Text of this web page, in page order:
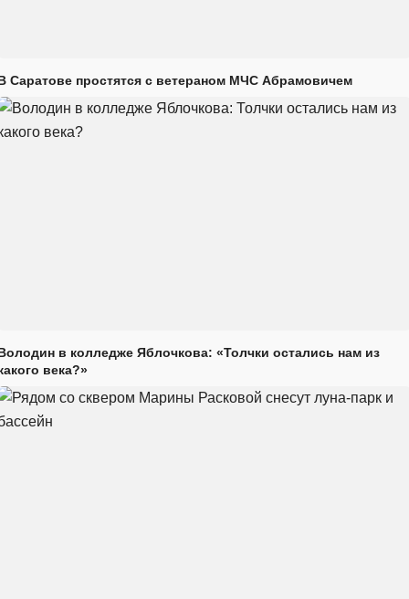
Саратове простятся с ветераном МЧС Абрамовичем
в колледже Яблочкова: «Толчки остались нам из
века?»